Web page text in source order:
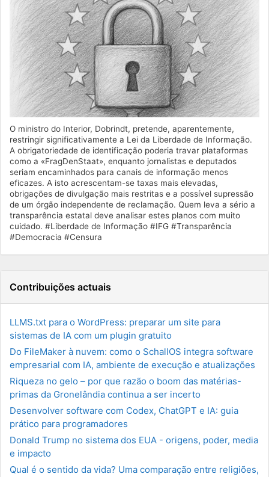
O ministro do Interior, Dobrindt, pretende, aparentemente,
restringir significativamente a Lei da Liberdade de Informação.
A obrigatoriedade de identificação poderia travar plataformas
como a «FragDenStaat», enquanto jornalistas e deputados
seriam encaminhados para canais de informação menos
eficazes. A isto acrescentam-se taxas mais elevadas,
obrigações de divulgação mais restritas e a possível supressão
de um órgão independente de reclamação. Quem leva a sério a
transparência estatal deve analisar estes planos com muito
cuidado. #Liberdade de Informação #IFG #Transparência
#Democracia #Censura
Contribuições actuais
LLMS.txt para o WordPress: preparar um site para
sistemas de IA com um plugin gratuito
Do FileMaker à nuvem: como o SchallOS integra software
empresarial com IA, ambiente de execução e atualizações
Riqueza no gelo – por que razão o boom das matérias-
primas da Gronelândia continua a ser incerto
Desenvolver software com Codex, ChatGPT e IA: guia
prático para programadores
Donald Trump no sistema dos EUA - origens, poder, media
e impacto
Qual é o sentido da vida? Uma comparação entre religiões,